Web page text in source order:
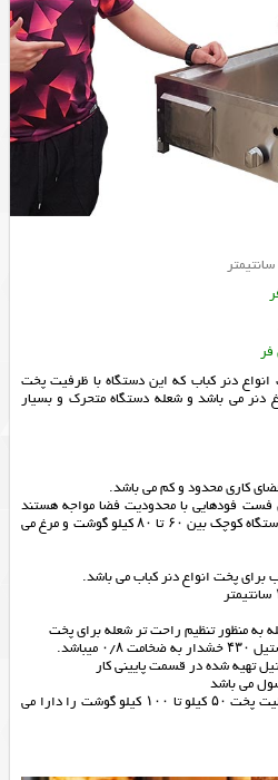
دنر کباب که این دستگاه با ظرفیت پخت
دنر می باشد و شعله دستگاه متحرک و بسیار
کاری محدود و کم می باشد.
فست فودهایی با محدودیت فضا مواجه هستند
بسیار مناسب می باشد ، ظرفیت این دستگاه کوچک بین ۶۰ تا ۸۰ کیلو گوشت و مرغ می
به منظور تنظیم راحت تر شعله برای پخت
تهیه شده در قسمت پایینی کار
می باشد
این دستگاه در سه مدل مختلف و قابلیت پخت ۵۰ کیلو تا ۱۰۰ کیلو گوشت را دارا می